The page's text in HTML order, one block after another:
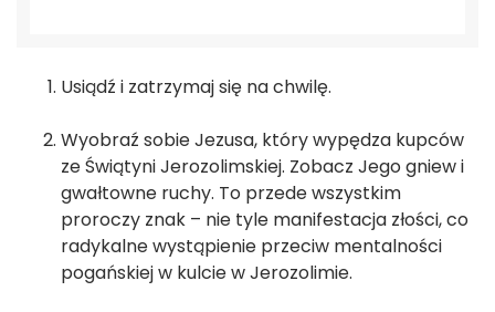
Usiądź i zatrzymaj się na chwilę.
Wyobraź sobie Jezusa, który wypędza kupców
ze Świątyni Jerozolimskiej. Zobacz Jego gniew i
gwałtowne ruchy. To przede wszystkim
proroczy znak – nie tyle manifestacja złości, co
radykalne wystąpienie przeciw mentalności
pogańskiej w kulcie w Jerozolimie.